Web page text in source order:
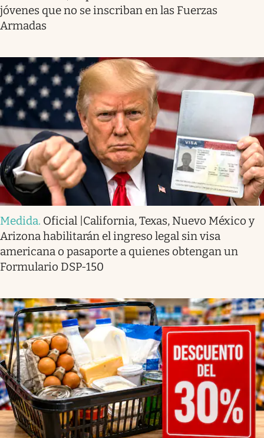
jóvenes que no se inscriban en las Fuerzas
Armadas
Medida. Oficial |California, Texas, Nuevo México y
Arizona habilitarán el ingreso legal sin visa
americana o pasaporte a quienes obtengan un
Formulario DSP-150